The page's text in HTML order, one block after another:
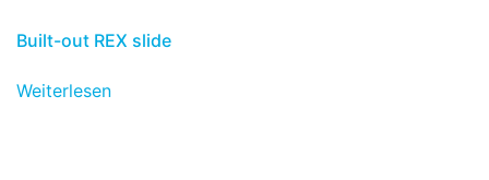
Built-out REX slide
Weiterlesen